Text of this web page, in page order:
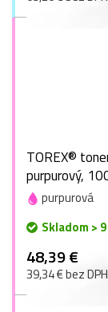
TOREX®
purpurový,
purpurová
Skladom >
48,39 €
39,34 € bez DPH